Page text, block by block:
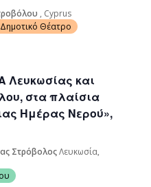
, Cyprus
Θέατρο
Λευκωσίας και
στα πλαίσια
Ημέρας Νερού»,
ΣτρόβολοςΛευκωσία,